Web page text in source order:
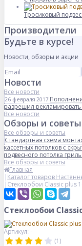
Тросиковый
Производители
Будьте в курсе!
Новости, обзоры и акции
Новости
Все новости
26 февраля 2017
разрешил рекламировать
Все новости
Обзоры и советы
Все обзоры и советы
Стандартная схема
кассетных потолков с
подвесного потолка
Все обзоры и советы
Главная
Каталог товаров
Стеклообои Classic plus
Стеклообои
Артикул: -
(1)